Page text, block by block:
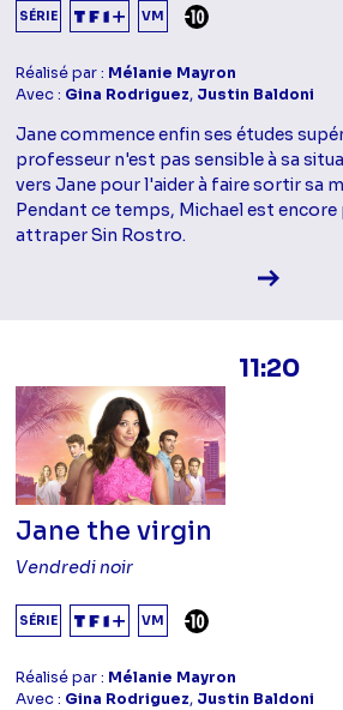
SÉRIE VM
Réalisé par : Mélanie Mayron
Avec : Gina Rodriguez, Justin Baldoni
Jane commence enfin ses études
professeur n'est pas sensible à sa
vers Jane pour l'aider à faire sortir sa
Pendant ce temps, Michael est encore
attraper Sin Rostro.
Voir la
11:20
Jane the virgin
Vendredi noir
SÉRIE VM
Réalisé par : Mélanie Mayron
Avec : Gina Rodriguez, Justin Baldoni